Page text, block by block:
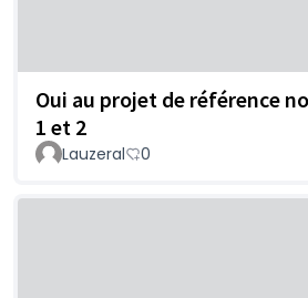
Oui au projet de référence
1 et 2
Lauzeral 0